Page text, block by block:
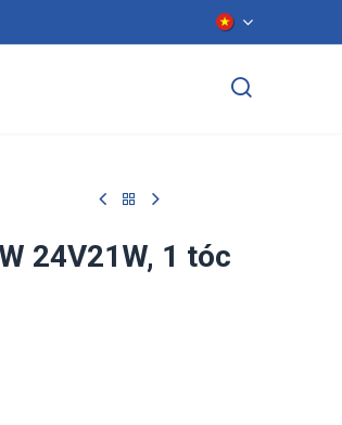
24V21W, 1 tóc